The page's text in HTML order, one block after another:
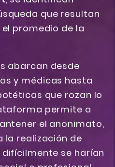
que resultan
promedio de la
abarcan desde
y médicas hasta
que rozan lo
permite a
el anonimato,
la realización de
se harían